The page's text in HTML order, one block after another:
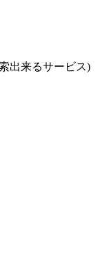
出来るサービス)